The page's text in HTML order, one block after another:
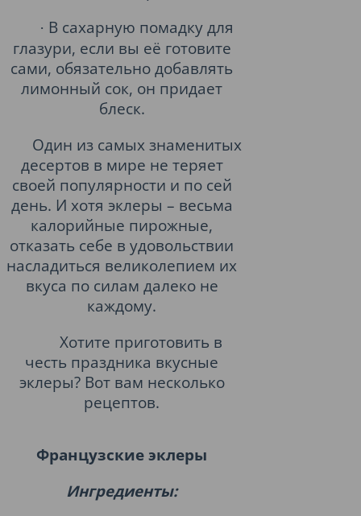
· В сахарную помадку для
глазури, если вы её готовите
сами, обязательно добавлять
лимонный сок, он придает
блеск.
Один из самых знаменитых
десертов в мире не теряет
своей популярности и по сей
день. И хотя эклеры – весьма
калорийные пирожные,
отказать себе в удовольствии
насладиться великолепием их
вкуса по силам далеко не
каждому.
Хотите приготовить в
честь праздника вкусные
эклеры? Вот вам несколько
рецептов.
Французские эклеры
Ингредиенты: